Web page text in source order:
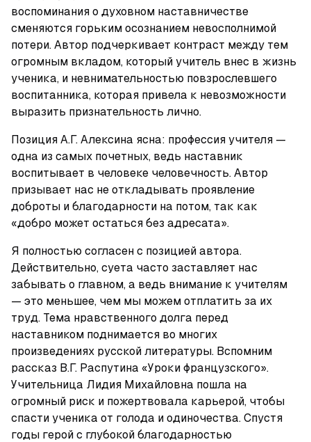
воспоминания о духовном наставничестве
сменяются горьким осознанием невосполнимой
потери. Автор подчеркивает контраст между тем
огромным вкладом, который учитель внес в жизнь
ученика, и невнимательностью повзрослевшего
воспитанника, которая привела к невозможности
выразить признательность лично.
Позиция А.Г. Алексина ясна: профессия учителя —
одна из самых почетных, ведь наставник
воспитывает в человеке человечность. Автор
призывает нас не откладывать проявление
доброты и благодарности на потом, так как
«добро может остаться без адресата».
Я полностью согласен с позицией автора.
Действительно, суета часто заставляет нас
забывать о главном, а ведь внимание к учителям
— это меньшее, чем мы можем отплатить за их
труд. Тема нравственного долга перед
наставником поднимается во многих
произведениях русской литературы. Вспомним
рассказ В.Г. Распутина «Уроки французского».
Учительница Лидия Михайловна пошла на
огромный риск и пожертвовала карьерой, чтобы
спасти ученика от голода и одиночества. Спустя
годы герой с глубокой благодарностью